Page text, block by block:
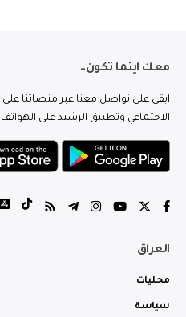
معك اينما تكون..
ابقى على تواصل معنا عبر منصاتنا على
الاجتماعي وتطبيق الرشيد على الهواتف
العراق
محليات
سياسة